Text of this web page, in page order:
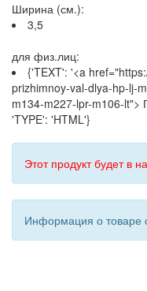
Ширина (см.):
3,5
для физ.лиц:
{'TEXT': '<a
prizhimnoy-val-dlya-hp-lj-
m134-m227-lpr-m106-lt">
'TYPE': 'HTML'}
Этот продукт будет в
Информация о товаре